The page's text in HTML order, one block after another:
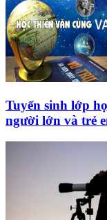
Tuyển sinh lớp
người lớn và trẻ